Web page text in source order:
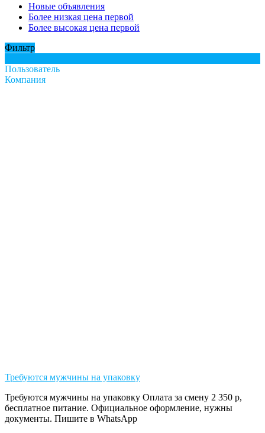
Новые объявления
Более низкая цена первой
Более высокая цена первой
Фильтр
Пользователь
Компания
Требуются мужчины на упаковку
Требуются мужчины на упаковку Оплата за смену 2 350 р,
бесплатное питание. Официальное оформление, нужны
документы. Пишите в WhatsApp